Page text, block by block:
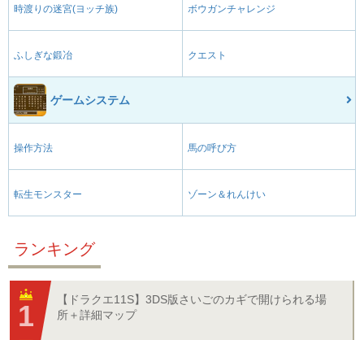
時渡りの迷宮(ヨッチ族) ボウガンチャレンジ
ふしぎな鍛冶 クエスト
ゲームシステム
操作方法 馬の呼び方
転生モンスター ゾーン＆れんけい
ランキング
【ドラクエ11S】3DS版さいごのカギで開けられる場
所＋詳細マップ